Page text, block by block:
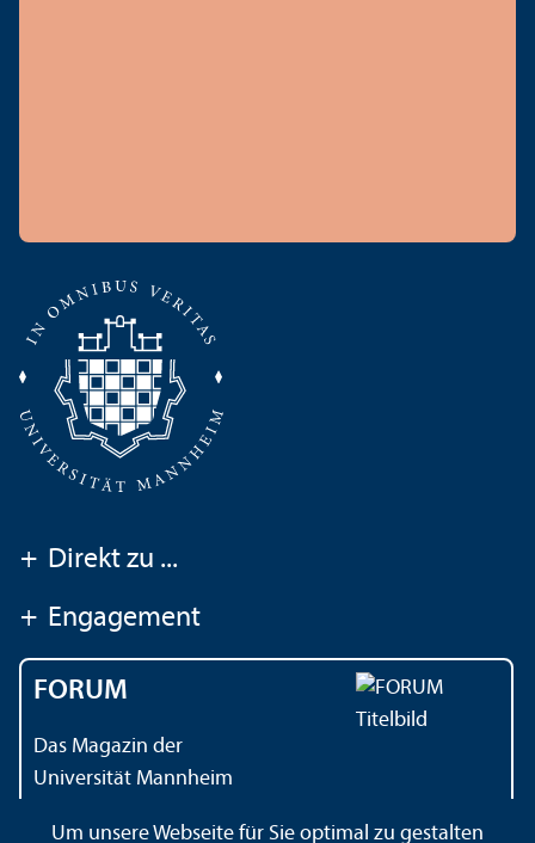
+ Direkt zu ...
+ Engagement
FORUM
Das Magazin der
Universität Mannheim
Um unsere Webseite für Sie optimal zu gestalten